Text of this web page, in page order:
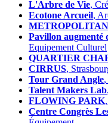
L'Arbre de Vie,
Ecotone Arcueil,
Pavillon augmenté
Equipement Culturel
QUARTIER
CIRRUS,
Tour Grand Angle
Talent Makers Lab
FLOWING PARK
Centre Congrès